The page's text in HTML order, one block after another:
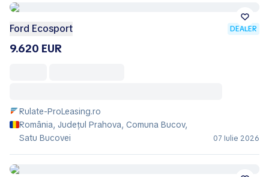
Ford Ecosport DEALER
9.620 EUR
Rulate-ProLeasing.ro
România, Județul Prahova, Comuna Bucov,
Satu Bucovei
07 Iulie 2026